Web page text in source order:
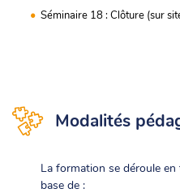
Séminaire 18 : Clôture (sur
Modalités
La formation se déroule
base de :